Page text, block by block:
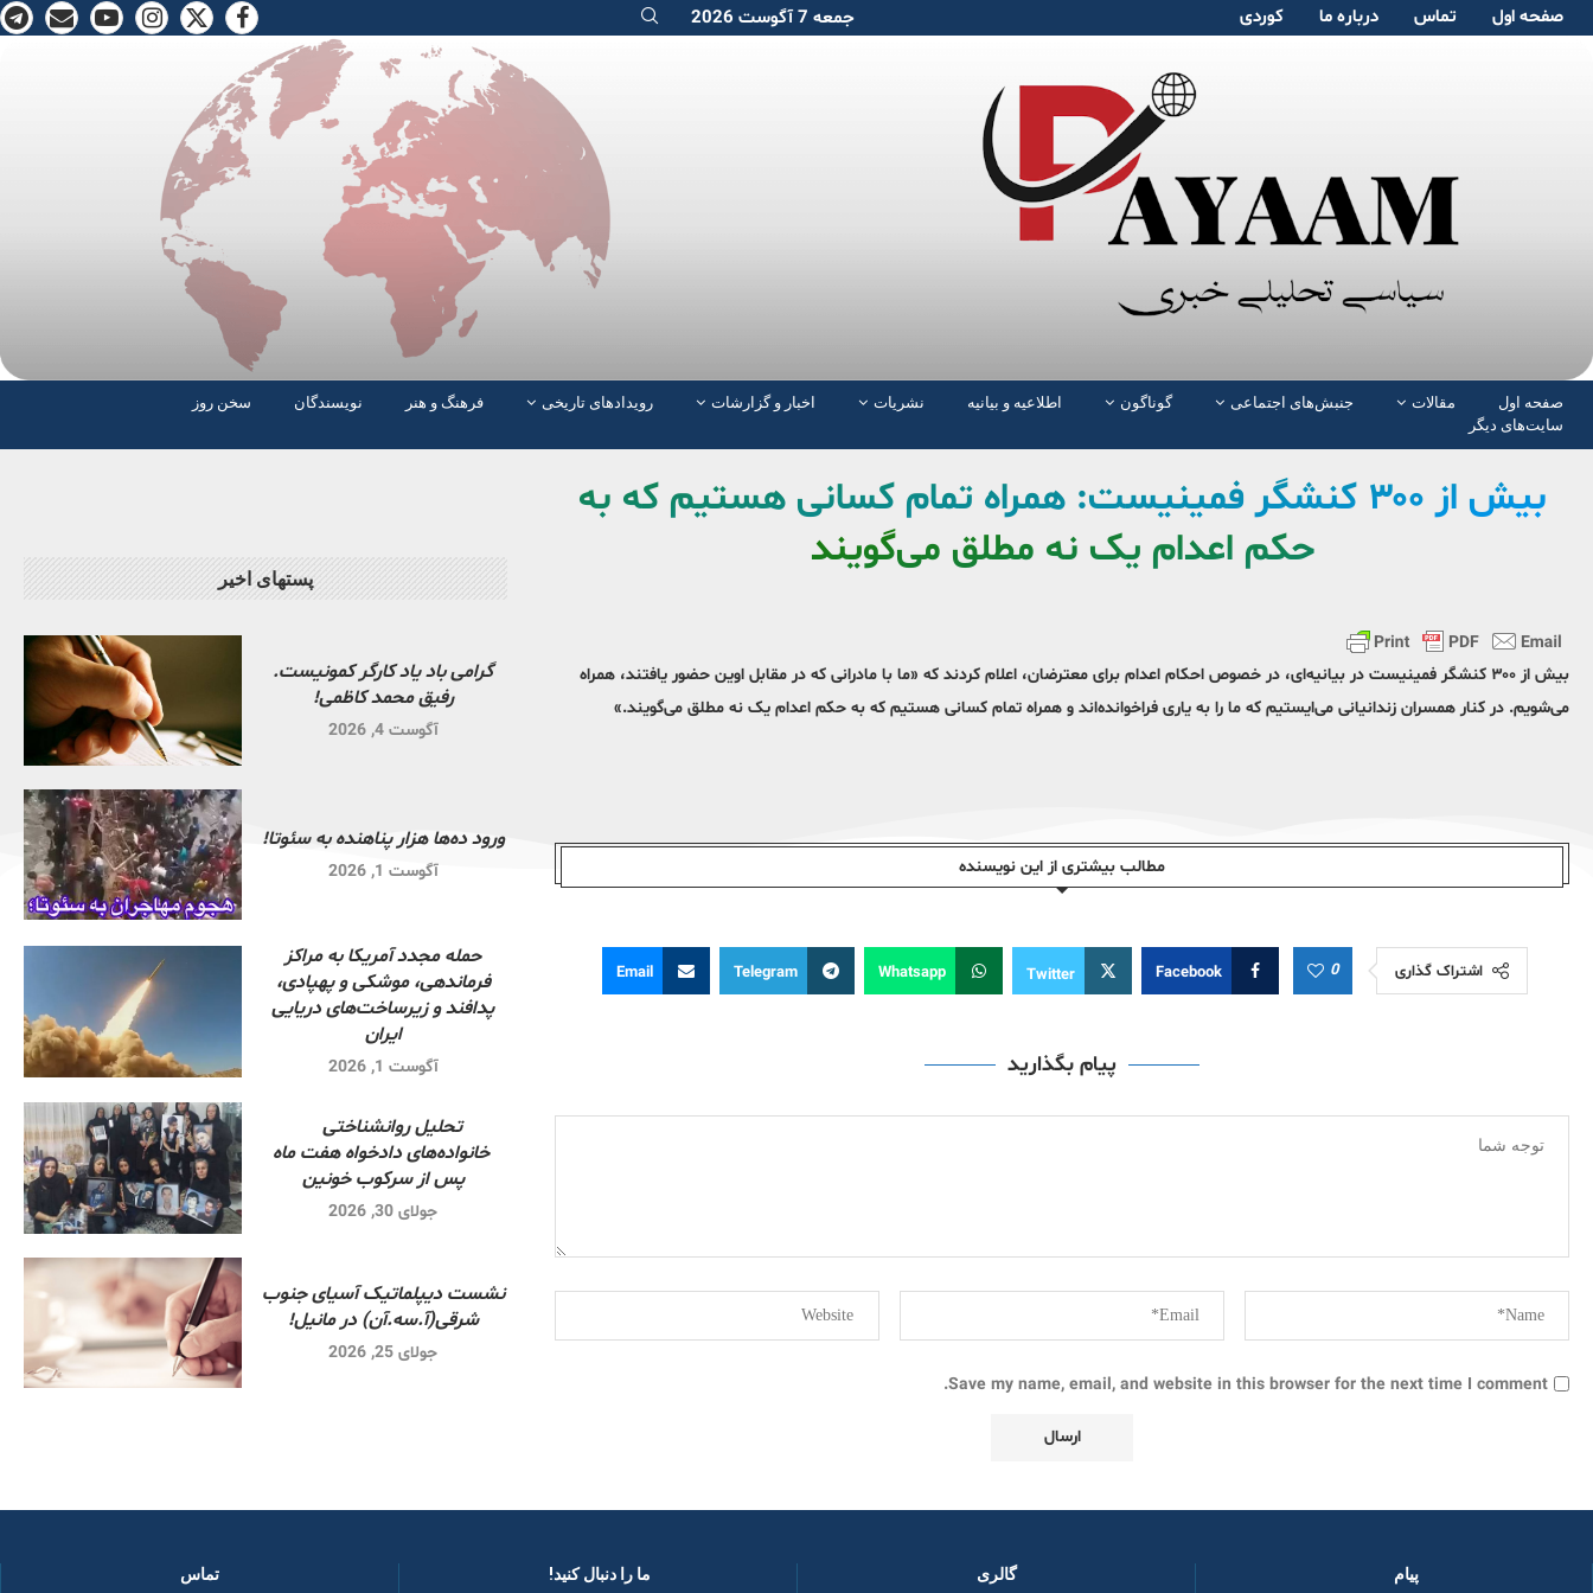
صفحە اول تماس دربارە ما کوردی جمعه 7 آگوست 2026
صفحە اول مقالات جنبش‌های اجتماعی گوناگون اطلاعیه و بیانیه نشریات اخبار و گزارشات رویدادهای تاریخی فرهنگ و هنر نویسندگان
سخن روز
سایت‌های دیگر
بیش از ۳۰۰ کنشگر فمینیست: همراه تمام کسانی هستیم که به
حکم اعدام یک نه مطلق می‌گویند
بیش از ۳۰۰ کنشگر فمینیست در بیانیه‌ای، در خصوص احکام اعدام برای معترضان، اعلام کردند که «ما با مادرانی که در مقابل اوین حضور یافتند، همراه
می‌شویم. در کنار همسران زندانیانی می‌ایستیم که ما را به یاری فراخوانده‌اند و همراه تمام کسانی هستیم که به حکم اعدام یک نه مطلق می‌گویند.»
مطالب بیشتری از این نویسندە
اشتراک گذاری 0
Facebook
Twitter
Whatsapp
Telegram
Email
پیام بگذارید
Save my name, email, and website in this browser for the next time I comment.
پستهای اخیر
گرامی باد یاد کارگر کمونیست.
رفیق محمد کاظمی!
آگوست 4, 2026
ورود ده‌ها هزار پناهنده به سئوتا!
آگوست 1, 2026
حمله مجدد آمریکا به مراکز
فرماندهی، موشکی و پهپادی،
پدافند و زیرساخت‌های دریایی
ایران
آگوست 1, 2026
تحلیل روانشناختی
خانواده‌های دادخواه هفت ماه
پس از سرکوب خونین
جولای 30, 2026
نشست دیپلماتیک آسیای جنوب
شرقی‌(آ.سه.آن) در مانیل!
جولای 25, 2026
پیام گالری ما را دنبال کنید! ​ تماس